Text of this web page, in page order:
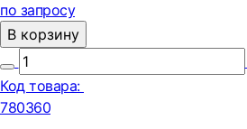
по запросу
В корзину
Код товара:
780360